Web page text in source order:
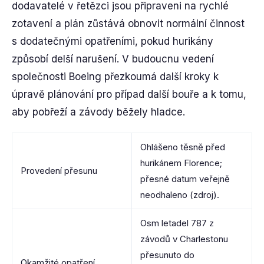
dodavatelé v řetězci jsou připraveni na rychlé
zotavení a plán zůstává obnovit normální činnost
s dodatečnými opatřeními, pokud hurikány
způsobí delší narušení. V budoucnu vedení
společnosti Boeing přezkoumá další kroky k
úpravě plánování pro případ další bouře a k tomu,
aby pobřeží a závody běžely hladce.
Provedení přesunu
Ohlášeno těsně před
hurikánem Florence;
přesné datum veřejně
neodhaleno (zdroj).
Osm letadel 787 z
závodů v Charlestonu
přesunuto do